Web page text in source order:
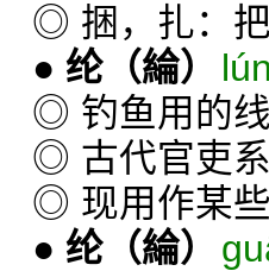
◎ 捆，扎：
● 纶 （綸）
◎ 钓鱼用的线
◎ 古代官吏
◎ 现用作某
● 纶 （綸）